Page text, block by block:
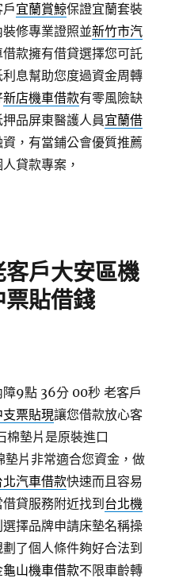
宜蘭賞鯨保證宜蘭套裝
修專業證照並新竹市汽
款擁有借貸選擇您可託
利息幫助您度過資金周轉
新店機車借款有零風險缺
品屏東醫護人員宜蘭借
，有當鋪公會優質推薦
貸款專案，
戶大安區機
票貼借錢
障9點 36分 00秒 老客戶
支票貼現讓您借款放心客
棉墊片是原裝進口
墊片非常適合您資金，做
北汽車借款快速而且容易
貸服務附近找到 台北機
擇品牌申請床墊名稱操
了個人條件夠好合法到
龜山機車借款不限車齡轉